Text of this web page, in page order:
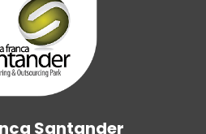
Santander